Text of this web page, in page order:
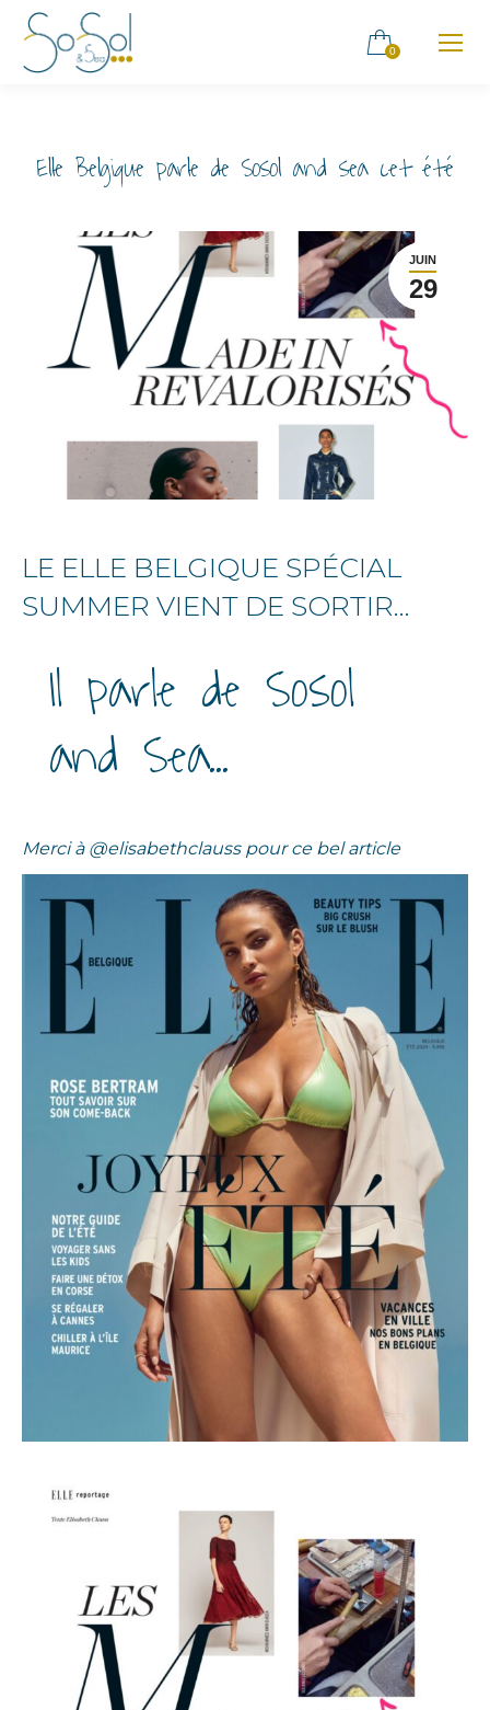
0
Elle Belgique parle de Sosol and sea cet été
JUIN
29
LE ELLE BELGIQUE SPÉCIAL
SUMMER VIENT DE SORTIR…
Il parle de Sosol
and Sea…
Merci à @elisabethclauss pour ce bel article